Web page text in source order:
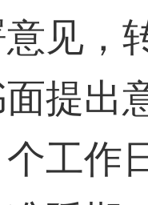
见，
提出
工作